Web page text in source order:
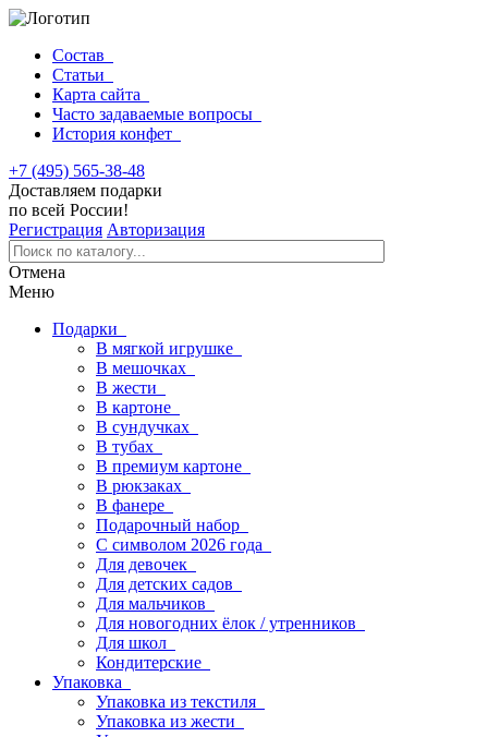
Состав
Статьи
Карта сайта
Часто задаваемые вопросы
История конфет
+7 (495) 565-38-48
Доставляем подарки
по всей России!
Регистрация Авторизация
Отмена
Меню
Подарки
В мягкой игрушке
В мешочках
В жести
В картоне
В сундучках
В тубах
В премиум картоне
В рюкзаках
В фанере
Подарочный набор
С символом 2026 года
Для девочек
Для детских садов
Для мальчиков
Для новогодних ёлок / утренников
Для школ
Кондитерские
Упаковка
Упаковка из текстиля
Упаковка из жести